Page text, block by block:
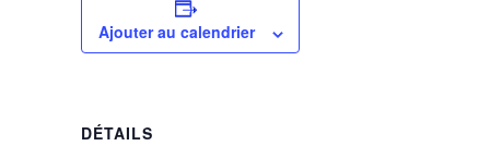
Ajouter au calendrier
DÉTAILS